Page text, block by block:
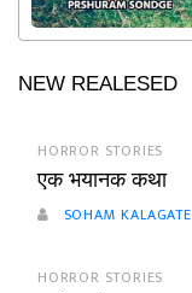
NEW REALESED
HORROR STORIES
एक भयानक कथा
SOHAM KALAGATE
HORROR STORIES